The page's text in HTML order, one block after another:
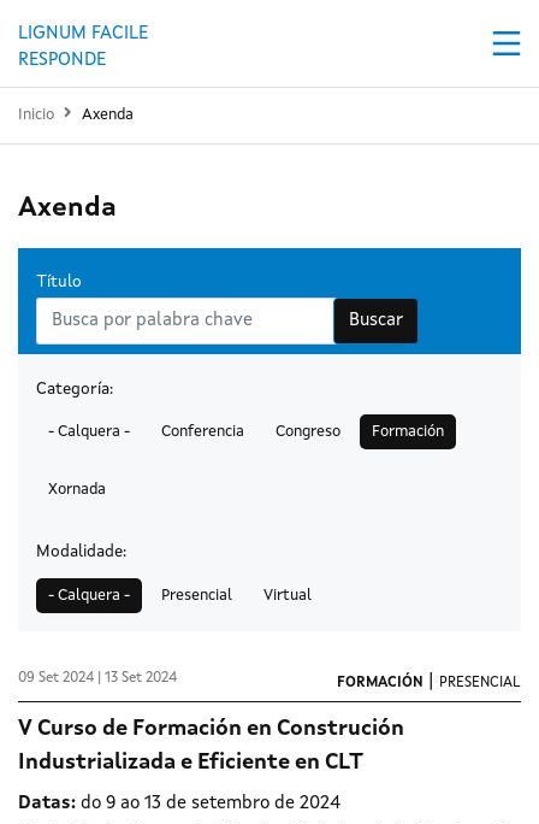
LIGNUM FACILE
RESPONDE
Inicio Axenda
Axenda
Título
Categoría:
- Calquera - Conferencia Congreso Formación
Xornada
Modalidade:
- Calquera - Presencial Virtual
Buscar
09 Set 2024 | 13 Set 2024 FORMACIÓN PRESENCIAL
V Curso de Formación en Construción
Industrializada e Eficiente en CLT
Datas: do 9 ao 13 de setembro de 2024